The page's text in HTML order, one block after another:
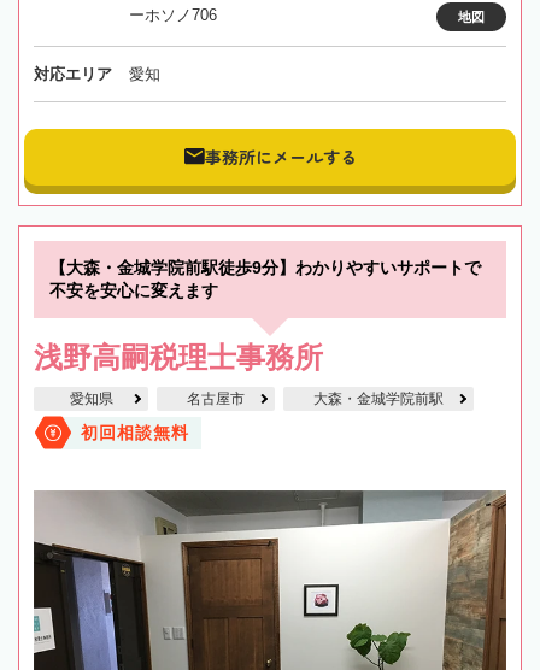
ーホソノ706
地図
対応エリア 愛知
事務所にメールする
【大森・金城学院前駅徒歩9分】わかりやすいサポートで
不安を安心に変えます
浅野高嗣税理士事務所
愛知県 名古屋市 大森・金城学院前駅
初回相談無料